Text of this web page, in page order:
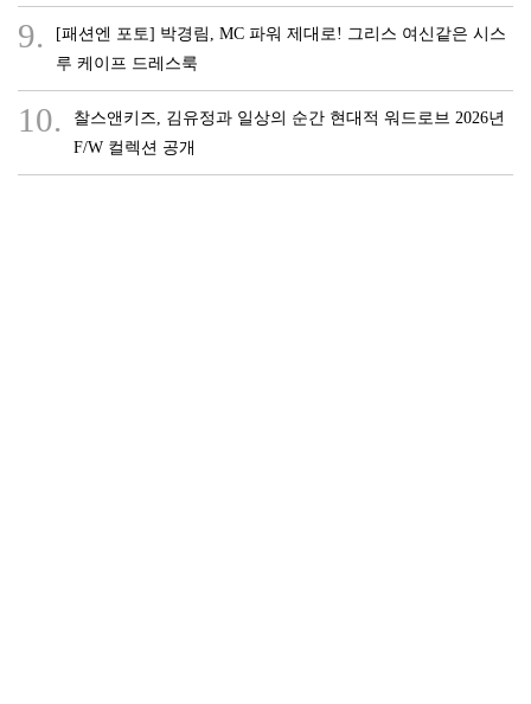
9.
[패션엔 포토] 박경림, MC 파워 제대로! 그리스 여신같은 시스
루 케이프 드레스룩
10.
찰스앤키즈, 김유정과 일상의 순간 현대적 워드로브 2026년
F/W 컬렉션 공개